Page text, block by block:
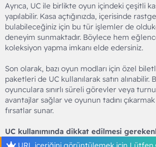
Ayrıca, UC ile birlikte oyun içindeki çeşitli
yapılabilir. Kasa açtığınızda, içerisinde
bulabileceğiniz için bu tür işlemler de
deneyim sunmaktadır. Böylece hem
koleksiyon yapma imkanı elde edersiniz.
Son olarak, bazı oyun modları için özel
paketleri de UC kullanılarak satın alınabilir.
oyunculara sınırlı süreli görevler veya
avantajlar sağlar ve oyunun tadını
fırsatlar sunar.
UC kullanımında dikkat edilmesi
URL içeriğini görüntülemek için Lütfen